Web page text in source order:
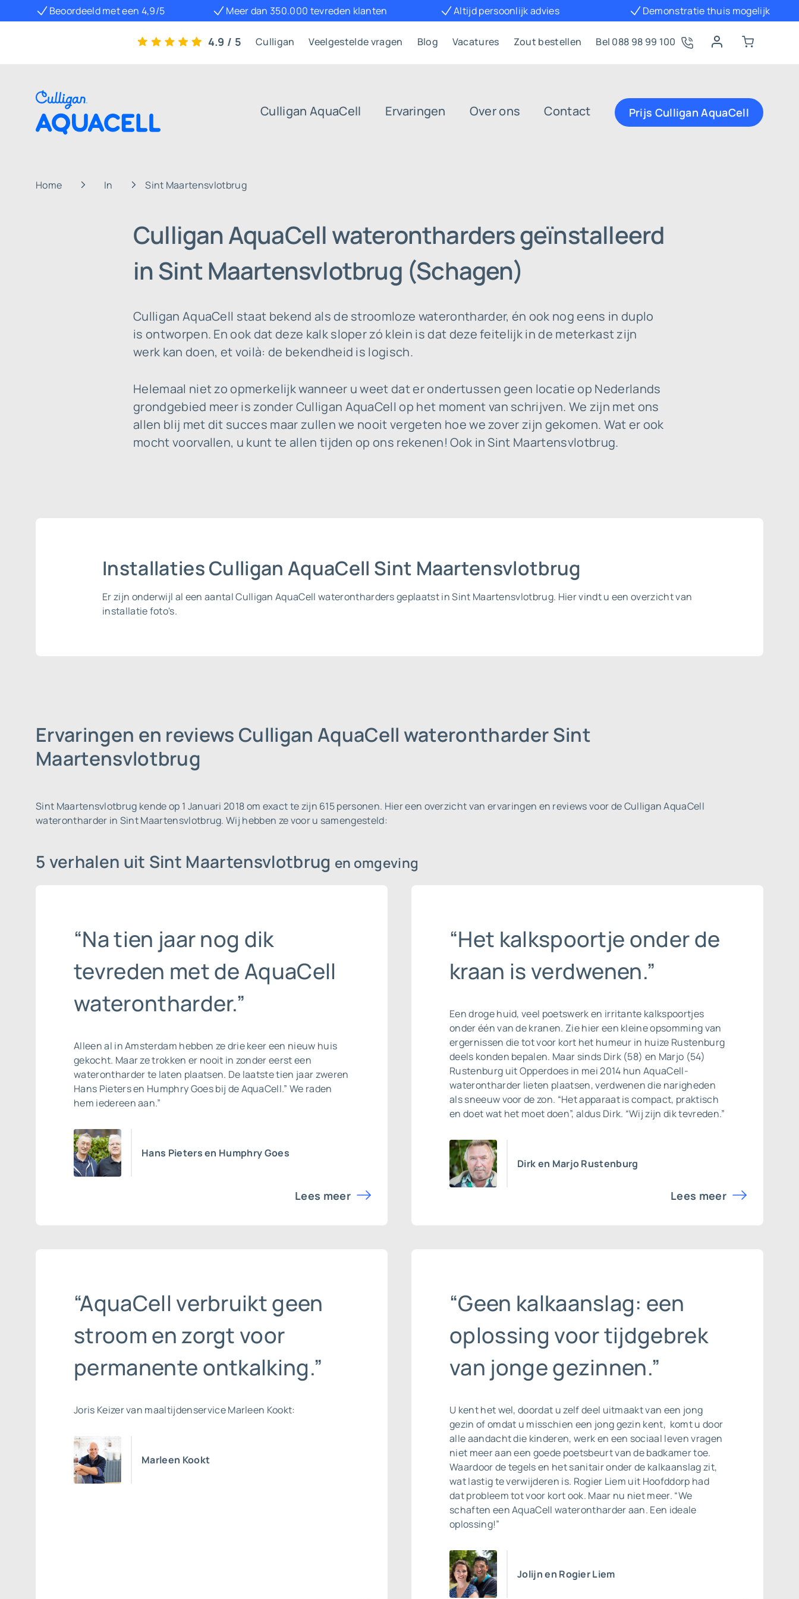
Beoordeeld met een 4,9/5 Meer dan 350.000 tevreden klanten Altijd persoonlijk advies Demonstratie thuis mogelijk
4.9 / 5 Culligan Veelgestelde vragen Blog Vacatures Zout bestellen Bel 088 98 99 100
Culligan AquaCell Ervaringen Over ons Contact Prijs Culligan AquaCell
Home In Sint Maartensvlotbrug
Culligan AquaCell waterontharders geïnstalleerd
in Sint Maartensvlotbrug (Schagen)
Culligan AquaCell staat bekend als de stroomloze waterontharder, én ook nog eens in duplo
is ontworpen. En ook dat deze kalk sloper zó klein is dat deze feitelijk in de meterkast zijn
werk kan doen, et voilà: de bekendheid is logisch.
Helemaal niet zo opmerkelijk wanneer u weet dat er ondertussen geen locatie op Nederlands
grondgebied meer is zonder Culligan AquaCell op het moment van schrijven. We zijn met ons
allen blij met dit succes maar zullen we nooit vergeten hoe we zover zijn gekomen. Wat er ook
mocht voorvallen, u kunt te allen tijden op ons rekenen! Ook in Sint Maartensvlotbrug.
Installaties Culligan AquaCell Sint Maartensvlotbrug
Er zijn onderwijl al een aantal Culligan AquaCell waterontharders geplaatst in Sint Maartensvlotbrug. Hier vindt u een overzicht van
installatie foto's.
Ervaringen en reviews Culligan AquaCell waterontharder Sint
Maartensvlotbrug
Sint Maartensvlotbrug kende op 1 Januari 2018 om exact te zijn 615 personen. Hier een overzicht van ervaringen en reviews voor de Culligan AquaCell
waterontharder in Sint Maartensvlotbrug. Wij hebben ze voor u samengesteld:
5 verhalen uit Sint Maartensvlotbrug en omgeving
“Na tien jaar nog dik
tevreden met de AquaCell
waterontharder.”
Alleen al in Amsterdam hebben ze drie keer een nieuw huis
gekocht. Maar ze trokken er nooit in zonder eerst een
waterontharder te laten plaatsen. De laatste tien jaar zweren
Hans Pieters en Humphry Goes bij de AquaCell.” We raden
hem iedereen aan.”
Hans Pieters en Humphry Goes
Lees meer
“Het kalkspoortje onder de
kraan is verdwenen.”
Een droge huid, veel poetswerk en irritante kalkspoortjes
onder één van de kranen. Zie hier een kleine opsomming van
ergernissen die tot voor kort het humeur in huize Rustenburg
deels konden bepalen. Maar sinds Dirk (58) en Marjo (54)
Rustenburg uit Opperdoes in mei 2014 hun AquaCell-
waterontharder lieten plaatsen, verdwenen die narigheden
als sneeuw voor de zon. “Het apparaat is compact, praktisch
en doet wat het moet doen”, aldus Dirk. “Wij zijn dik tevreden.”
Dirk en Marjo Rustenburg
Lees meer
“AquaCell verbruikt geen
stroom en zorgt voor
permanente ontkalking.”
Joris Keizer van maaltijdenservice Marleen Kookt:
Marleen Kookt
“Geen kalkaanslag: een
oplossing voor tijdgebrek
van jonge gezinnen.”
U kent het wel, doordat u zelf deel uitmaakt van een jong
gezin of omdat u misschien een jong gezin kent, komt u door
alle aandacht die kinderen, werk en een sociaal leven vragen
niet meer aan een goede poetsbeurt van de badkamer toe.
Waardoor de tegels en het sanitair onder de kalkaanslag zit,
wat lastig te verwijderen is. Rogier Liem uit Hoofddorp had
dat probleem tot voor kort ook. Maar nu niet meer. “We
schaften een AquaCell waterontharder aan. Een ideale
oplossing!”
Jolijn en Rogier Liem